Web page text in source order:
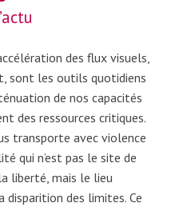
des flux visuels,
sont les outils quotidiens
de nos capacités
des ressources critiques.
transporte avec violence
qui n’est pas le site de
liberté, mais le lieu
disparition des limites. Ce